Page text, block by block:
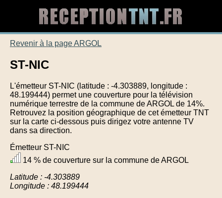
Revenir à la page ARGOL
ST-NIC
L'émetteur ST-NIC (latitude : -4.303889, longitude :
48.199444) permet une couverture pour la télévision
numérique terrestre de la commune de ARGOL de 14%.
Retrouvez la position géographique de cet émetteur TNT
sur la carte ci-dessous puis dirigez votre antenne TV
dans sa direction.
Émetteur ST-NIC
14 % de couverture sur la commune de ARGOL
Latitude : -4.303889
Longitude : 48.199444